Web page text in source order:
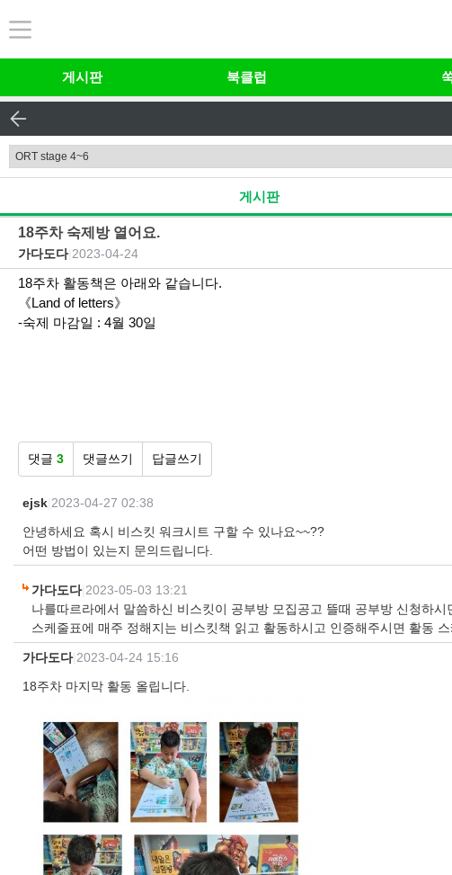
게시판 북클럽
게시판
18주차 숙제방 열어요.
가다도다| 2023-04-24
18주차 활동책은 아래와 같습니다.
《Land of letters》
-숙제 마감일 : 4월 30일
댓글 3 댓글쓰기 답글쓰기
ejsk 2023-04-27 02:38
안녕하세요 혹시 비스킷 워크시트 구할 수 있나요~~??
어떤 방법이 있는지 문의드립니다.
가다도다| 2023-05-03 13:21
나를따르라에서 말씀하신 비스킷이 공부방 모집공고 뜰때 공부방 신청하시
스케줄표에 매주 정해지는 비스킷책 읽고 활동하시고 인증해주시면 활동
가다도다| 2023-04-24 15:16
18주차 마지막 활동 올립니다.